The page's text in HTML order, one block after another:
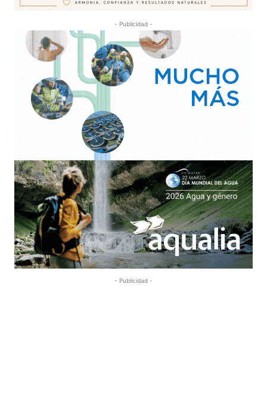
- Publicidad -
- Publicidad -